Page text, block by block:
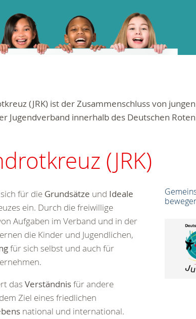
(JRK) ist der Zusammenschluss von
Jugendverband innerhalb des Deutschen
(JRK)
sich für die Grundsätze und Ideale
ein. Durch die freiwillige
Aufgaben im Verband und in der
die Kinder und Jugendlichen,
für sich selbst und auch für
das Verständnisfür andere
Ziel eines friedlichen
national und international.